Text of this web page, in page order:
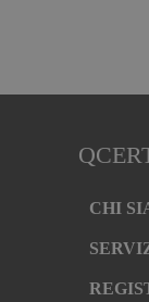
CHI